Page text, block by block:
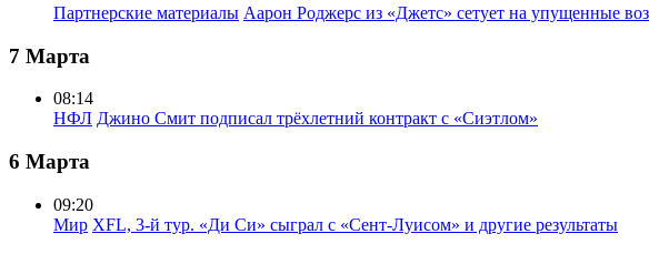
Партнерские материалы Аарон Роджерс из «Джетс» сетует на упущенные
7 Марта
08:14
НФЛ Джино Смит подписал трёхлетний контракт с «Сиэтлом»
6 Марта
09:20
Мир XFL, 3-й тур. «Ди Си» сыграл с «Сент-Луисом» и другие результаты